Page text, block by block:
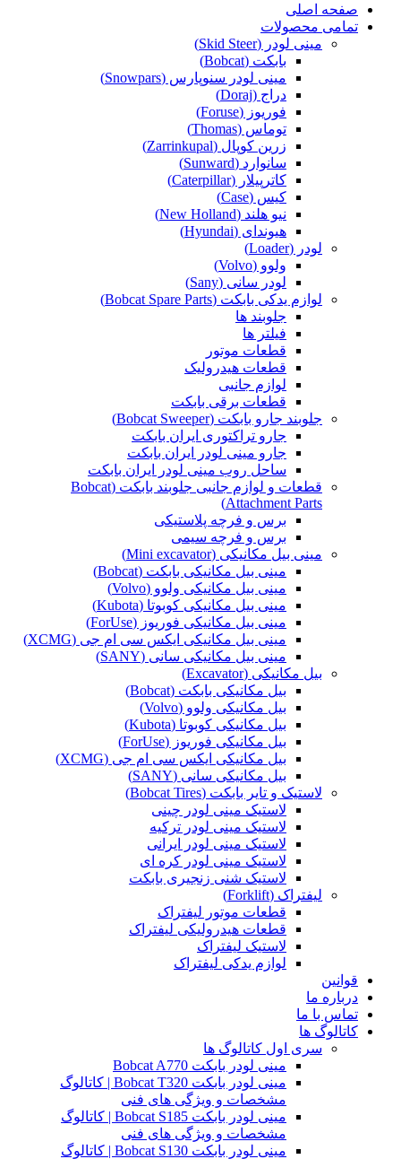
صفحه اصلی
تمامی محصولات
مینی لودر (Skid Steer)
بابکت (Bobcat)
مینی لودر سنوپارس (Snowpars)
دراج (Doraj)
فوریوز (Foruse)
توماس (Thomas)
زرین کوپال (Zarrinkupal)
سانوارد (Sunward)
کاترپیلار (Caterpillar)
کیس (Case)
نیو هلند (New Holland)
هیوندای (Hyundai)
لودر (Loader)
ولوو (Volvo)
لودر سانی (Sany)
لوازم یدکی بابکت (Bobcat Spare Parts)
جلوبند ها
فیلتر ها
قطعات موتور
قطعات هیدرولیک
لوازم جانبی
قطعات برقی بابکت
جلوبند جارو بابکت (Bobcat Sweeper)
جارو تراکتوری ایران بابکت
جارو مینی لودر ایران بابکت
ساحل روب مینی لودر ایران بابکت
قطعات و لوازم جانبی جلوبند بابکت (Bobcat
Attachment Parts)
برس و فرچه پلاستیکی
برس و فرچه سیمی
مینی بیل مکانیکی (Mini excavator)
مینی بیل مکانیکی بابکت (Bobcat)
مینی بیل مکانیکی ولوو (Volvo)
مینی بیل مکانیکی کوبوتا (Kubota)
مینی بیل مکانیکی فوریوز (ForUse)
مینی بیل مکانیکی ایکس سی ام جی (XCMG)
مینی بیل مکانیکی سانی (SANY)
بیل مکانیکی (Excavator)
بیل مکانیکی بابکت (Bobcat)
بیل مکانیکی ولوو (Volvo)
بیل مکانیکی کوبوتا (Kubota)
بیل مکانیکی فوریوز (ForUse)
بیل مکانیکی ایکس سی ام جی (XCMG)
بیل مکانیکی سانی (SANY)
لاستیک و تایر بابکت (Bobcat Tires)
لاستیک مینی لودر چینی
لاستیک مینی لودر ترکیه
لاستیک مینی لودر ایرانی
لاستیک مینی لودر کره ای
لاستیک شنی زنجیری بابکت
لیفتراک (Forklift)
قطعات موتور لیفتراک
قطعات هیدرولیکی لیفتراک
لاستیک لیفتراک
لوازم یدکی لیفتراک
قوانین
درباره ما
تماس با ما
کاتالوگ ها
سری اول کاتالوگ ها
مینی لودر بابکت Bobcat A770
مینی لودر بابکت Bobcat T320 | کاتالوگ
مشخصات و ویژگی های فنی
مینی لودر بابکت Bobcat S185 | کاتالوگ
مشخصات و ویژگی های فنی
مینی لودر بابکت Bobcat S130 | کاتالوگ